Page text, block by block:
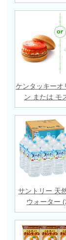
ケンタッキーオ
ン または モ
サントリー 天
ウォーター